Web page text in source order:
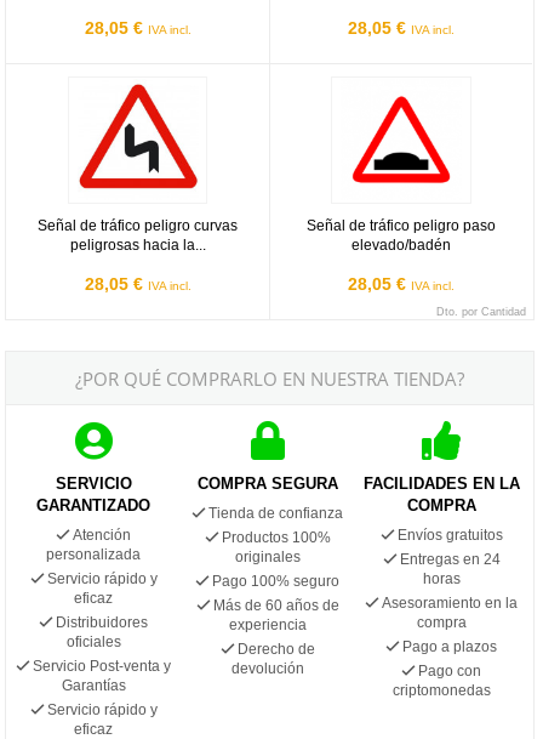
28,05 € IVA incl. 28,05 € IVA incl.
Señal de tráfico peligro curvas
peligrosas hacia la...
28,05 € IVA incl.
Señal de tráfico peligro paso
elevado/badén
28,05 € IVA incl.
Dto. por Cantidad
¿POR QUÉ COMPRARLO EN NUESTRA TIENDA?
SERVICIO
GARANTIZADO
Atención
personalizada
Servicio rápido y
eficaz
Distribuidores
oficiales
Servicio Post-venta y
Garantías
Servicio rápido y
eficaz
COMPRA SEGURA
Tienda de confianza
Productos 100%
originales
Pago 100% seguro
Más de 60 años de
experiencia
Derecho de
devolución
FACILIDADES EN LA
COMPRA
Envíos gratuitos
Entregas en 24
horas
Asesoramiento en la
compra
Pago a plazos
Pago con
criptomonedas